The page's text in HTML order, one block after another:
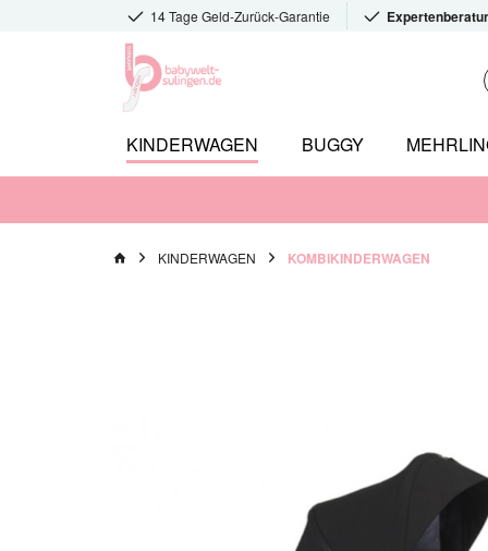
14 Tage Geld-Zurück-Garantie
KINDERWAGEN BUGGY
KINDERWAGEN KOMBIKINDERWAGEN